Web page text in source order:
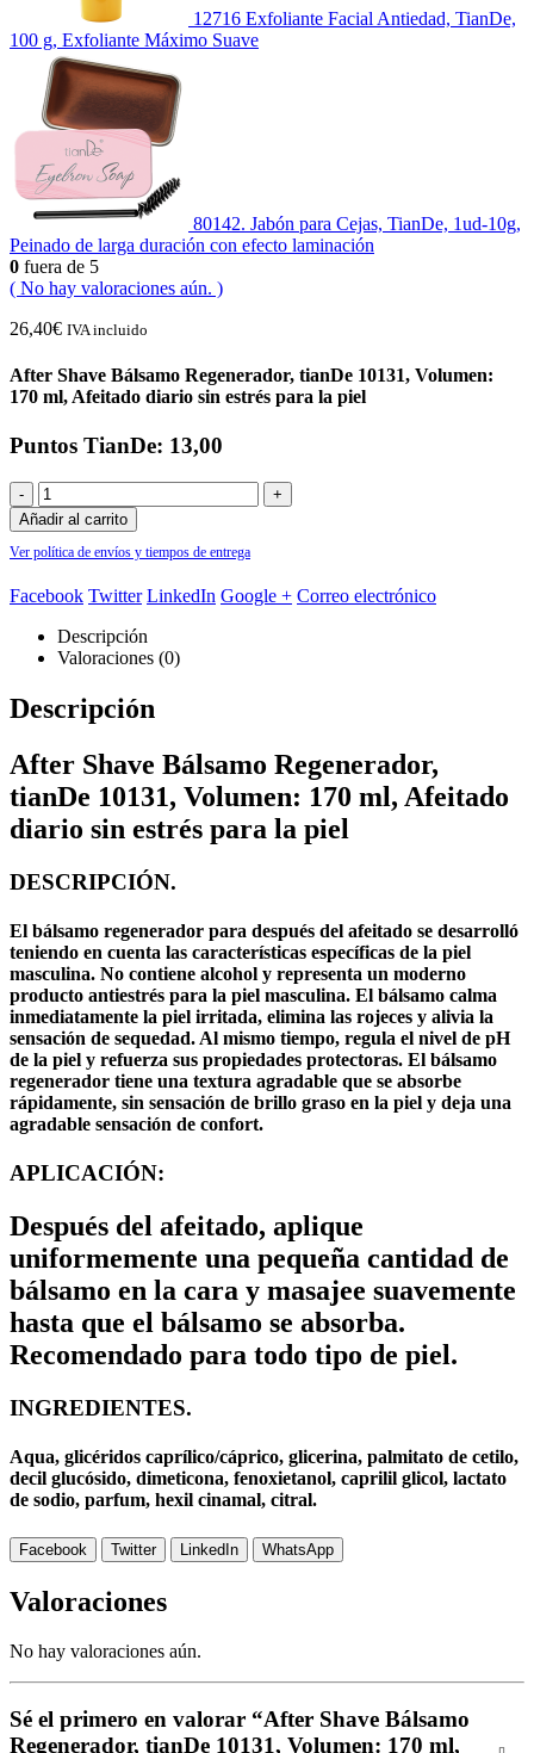
12716 Exfoliante Facial Antiedad, TianDe,
100 g, Exfoliante Máximo Suave
80142. Jabón para Cejas, TianDe, 1ud-10g,
Peinado de larga duración con efecto laminación
0 fuera de 5
( No hay valoraciones aún. )
26,40€ IVA incluido
After Shave Bálsamo Regenerador, tianDe 10131, Volumen:
170 ml, Afeitado diario sin estrés para la piel
Puntos TianDe: 13,00
-
+
Añadir al carrito
Ver política de envíos y tiempos de entrega
Facebook Twitter LinkedIn Google + Correo electrónico
Descripción
Valoraciones (0)
Descripción
After Shave Bálsamo Regenerador,
tianDe 10131, Volumen: 170 ml, Afeitado
diario sin estrés para la piel
DESCRIPCIÓN.
El bálsamo regenerador para después del afeitado se desarrolló
teniendo en cuenta las características específicas de la piel
masculina. No contiene alcohol y representa un moderno
producto antiestrés para la piel masculina. El bálsamo calma
inmediatamente la piel irritada, elimina las rojeces y alivia la
sensación de sequedad. Al mismo tiempo, regula el nivel de pH
de la piel y refuerza sus propiedades protectoras. El bálsamo
regenerador tiene una textura agradable que se absorbe
rápidamente, sin sensación de brillo graso en la piel y deja una
agradable sensación de confort.
APLICACIÓN:
Después del afeitado, aplique
uniformemente una pequeña cantidad de
bálsamo en la cara y masajee suavemente
hasta que el bálsamo se absorba.
Recomendado para todo tipo de piel.
INGREDIENTES.
Aqua, glicéridos caprílico/cáprico, glicerina, palmitato de cetilo,
decil glucósido, dimeticona, fenoxietanol, caprilil glicol, lactato
de sodio, parfum, hexil cinamal, citral.
Facebook Twitter LinkedIn WhatsApp
Valoraciones
No hay valoraciones aún.
Sé el primero en valorar “After Shave Bálsamo
Regenerador, tianDe 10131, Volumen: 170 ml,